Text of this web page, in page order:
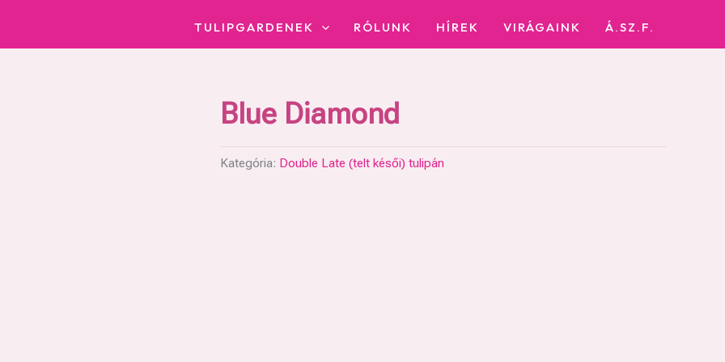
TULIPGARDENEK RÓLUNK HÍREK VIRÁGAINK Á.SZ.F.
Blue Diamond
Kategória: Double Late (telt késői) tulipán